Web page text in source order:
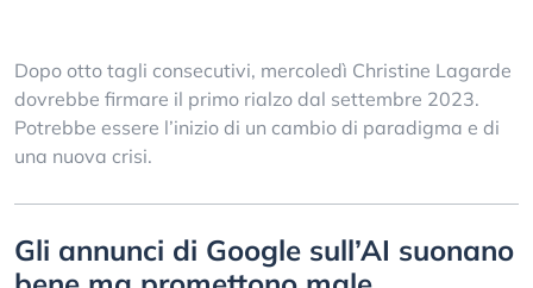
Dopo otto tagli consecutivi, mercoledì Christine Lagarde
dovrebbe firmare il primo rialzo dal settembre 2023.
Potrebbe essere l’inizio di un cambio di paradigma e di
una nuova crisi.
Gli annunci di Google sull’AI suonano